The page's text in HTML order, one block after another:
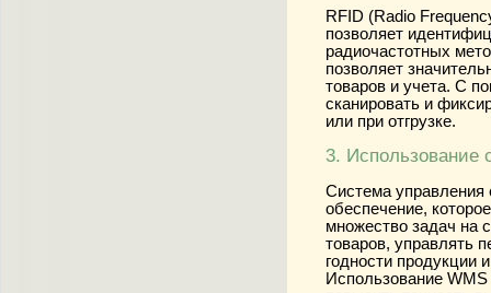
RFID (Radio
позволяет
радиочастотных
позволяет
товаров и учета. С
сканировать и
или при отгрузке.
3. Использование
Система управления
обеспечение,
множество задач на
товаров, управлять
годности продукции
Использование